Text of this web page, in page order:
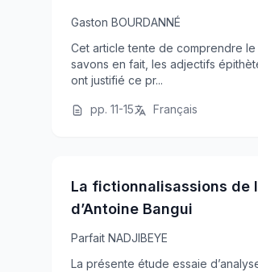
Gaston BOURDANNÉ
Cet article tente de comprendre
savons en fait, les adjectifs
ont justifié ce pr...
pp. 11-15 Français
La fictionnalisassions de
d’Antoine Bangui
Parfait NADJIBEYE
La présente étude essaie